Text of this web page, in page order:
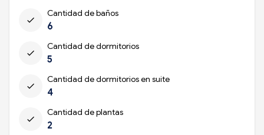
check
Cantidad de baños
6
check
Cantidad de dormitorios
5
check
Cantidad de dormitorios en suite
4
check
Cantidad de plantas
2